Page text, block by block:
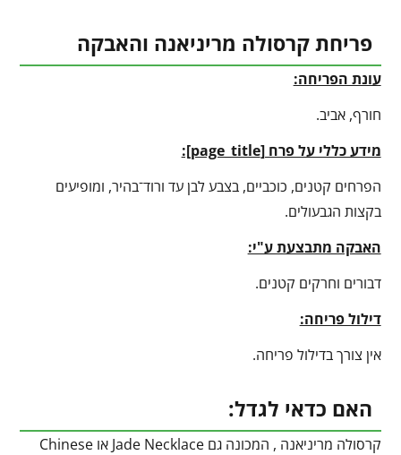
פריחת קרסולה מריניאנה והאבקה
עונת הפריחה:
חורף, אביב.
מידע כללי על פרח [page_title
]:
הפרחים קטנים, כוכביים, בצבע לבן עד ורוד־בהיר, ומופיעים
בקצות הגבעולים.
האבקה מתבצעת ע"י:
דבורים וחרקים קטנים.
דילול פריחה:
אין צורך בדילול פריחה.
האם כדאי לגדל:
קרסולה מריניאנה , המכונה גם Jade Necklace או Chinese